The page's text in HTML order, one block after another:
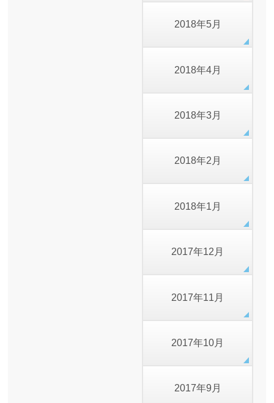
2018年5月
2018年4月
2018年3月
2018年2月
2018年1月
2017年12月
2017年11月
2017年10月
2017年9月